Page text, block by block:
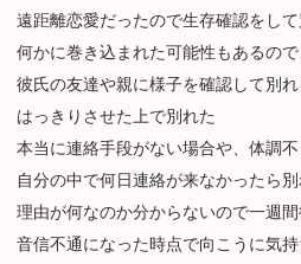
遠距離恋愛だったので生存確認をして
何かに巻き込まれた可能性もあるの
彼氏の友達や親に様子を確認して別れ
はっきりさせた上で別れた
本当に連絡手段がない場合や、体調
自分の中で何日連絡が来なかったら
理由が何なのか分からないので一週
音信不通になった時点で向こうに気